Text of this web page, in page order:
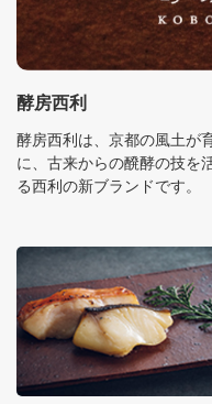
酵房西利
酵房西利は、京都の風土が
に、古来からの醗酵の技を
る西利の新ブランドです。